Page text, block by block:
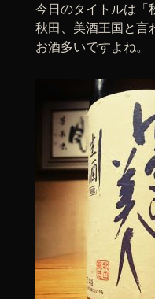
今日のタイトルは「
秋田、美酒王国と言
お酒多いですよね。